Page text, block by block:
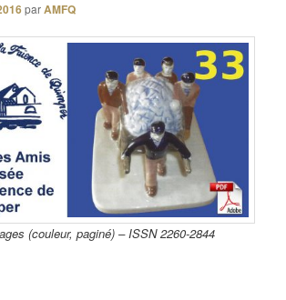
parAMFQ
(couleur, paginé) – ISSN 2260-2844